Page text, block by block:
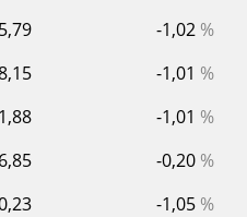
-1,02 %
-1,01 %
-1,01 %
-0,20 %
-1,05 %